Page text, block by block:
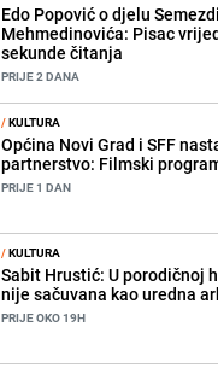
Edo Popović o djelu
Mehmedinovića: Pisac
sekunde čitanja
PRIJE 2 DANA
/KULTURA
Općina Novi Grad i SFF
partnerstvo: Filmski
PRIJE 1 DAN
/KULTURA
Sabit Hrustić: U porodičnoj
nije sačuvana kao uredna
PRIJE OKO 19H